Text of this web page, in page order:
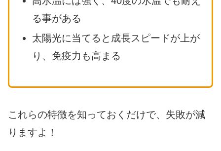
る事がある
太陽光に当てると成長スピードが上が
り、免疫力も高まる
これらの特徴を知っておくだけで、失敗が減
りますよ！